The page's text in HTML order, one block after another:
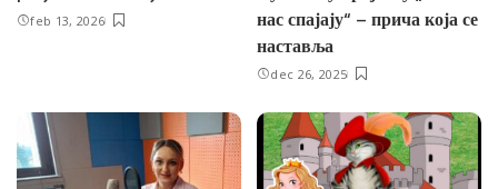
feb 13, 2026
нас спајају“ – прича која се
наставља
dec 26, 2025